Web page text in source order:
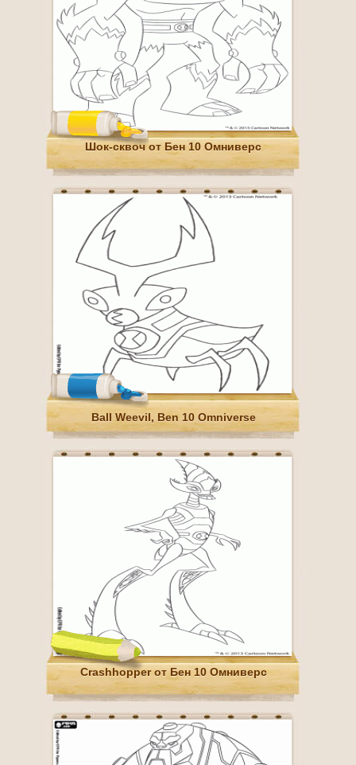
Шок-сквоч от Бен 10 Омниверс
Ball Weevil, Ben 10 Omniverse
Crashhopper от Бен 10 Омниверс